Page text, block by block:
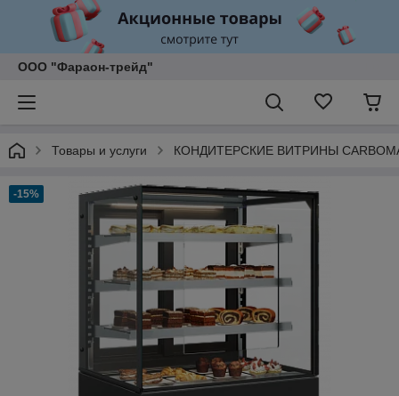
ООО "Фараон-трейд"
Товары и услуги КОНДИТЕРСКИЕ ВИТРИНЫ
-15%